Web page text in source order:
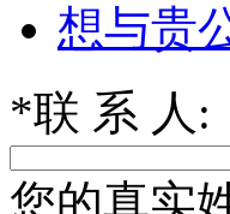
想与贵
*联 系 人:
您的真实